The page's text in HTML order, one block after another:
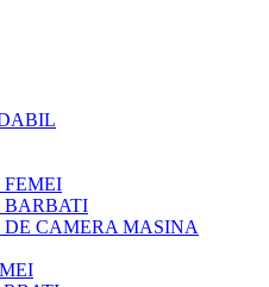
FEMEI
BARBATI
DE CAMERA MASINA